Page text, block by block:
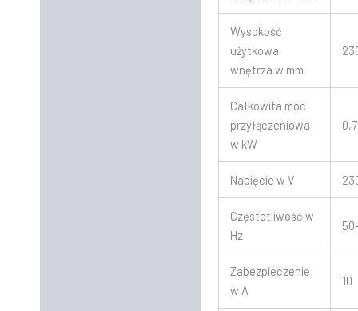
Wysokość
użytkowa
wnętrza w mm
Całkowita moc
przyłączeniowa
w kW
0,7
Napięcie w V
Częstotliwość w
Hz
Zabezpieczenie
w A
10